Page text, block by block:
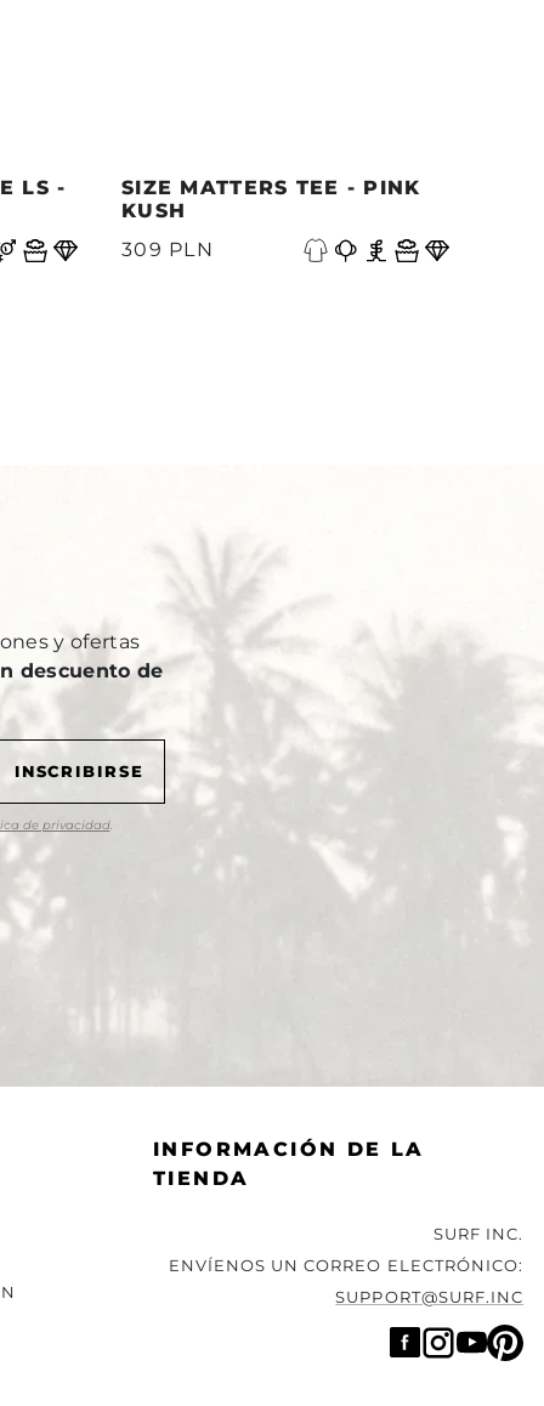
LS -
SIZE MATTERS TEE - PINK
KUSH
309 PLN
y ofertas
descuento de
de privacidad.
INFORMACIÓN DE LA
TIENDA
SURF INC.
ENVÍENOS UN CORREO ELECTRÓNICO:
SUPPORT@SURF.INC